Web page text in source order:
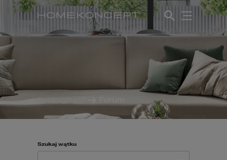
Społeczność
Szukaj wątku